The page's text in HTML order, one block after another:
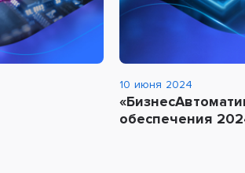
10 июня 2024
обеспечения